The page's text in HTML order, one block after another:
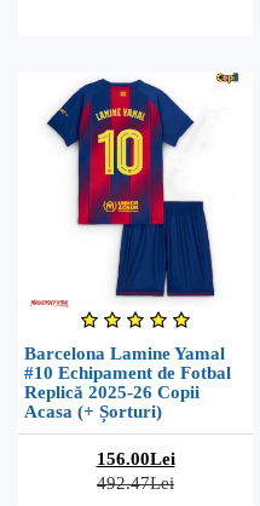
Barcelona Lamine Yamal
#10 Echipament de Fotbal
Replică 2025-26 Copii
Acasa (+ Șorturi)
156.00Lei
492.47Lei